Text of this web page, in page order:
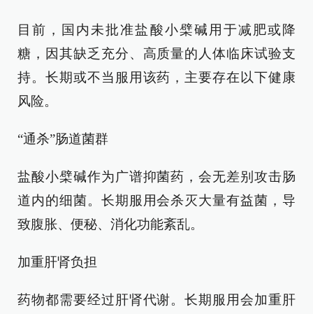
目前，国内未批准盐酸小檗碱用于减肥或降
糖，因其缺乏充分、高质量的人体临床试验支
持。长期或不当服用该药，主要存在以下健康
风险。
“通杀”肠道菌群
盐酸小檗碱作为广谱抑菌药，会无差别攻击肠
道内的细菌。长期服用会杀灭大量有益菌，导
致腹胀、便秘、消化功能紊乱。
加重肝肾负担
药物都需要经过肝肾代谢。长期服用会加重肝